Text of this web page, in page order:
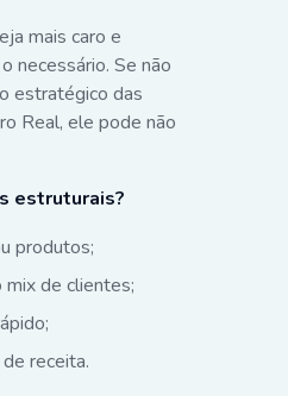
mais caro e
necessário. Se não
estratégico das
Real, ele pode não
estruturais?
produtos;
de clientes;
receita.